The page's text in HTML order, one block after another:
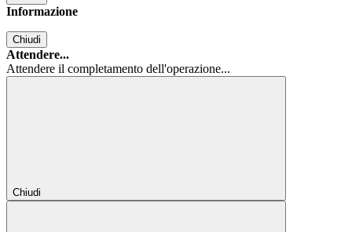
Informazione
Chiudi
Attendere...
Attendere il completamento dell'operazione...
Chiudi